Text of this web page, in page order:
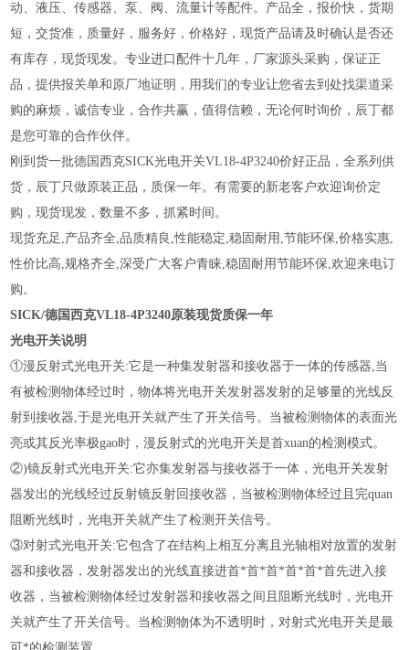
动、液压、传感器、泵、阀、流量计等配件。产品全，报价快，货期
短，交货准，质量好，服务好，价格好，现货产品请及时确认是否还
有库存，现货现发。专业进口配件十几年，厂家源头采购，保证正
品，提供报关单和原厂地证明，用我们的专业让您省去到处找渠道采
购的麻烦，诚信专业，合作共赢，值得信赖，无论何时询价，辰丁都
是您可靠的合作伙伴。
刚到货一批德国西克SICK光电开关VL18-4P3240价好正品，全系列供
货，辰丁只做原装正品，质保一年。有需要的新老客户欢迎询价定
购，现货现发，数量不多，抓紧时间。
现货充足,产品齐全,品质精良,性能稳定,稳固耐用,节能环保,价格实惠,
性价比高,规格齐全,深受广大客户青睐,稳固耐用节能环保,欢迎来电订
购。
SICK/德国西克VL18-4P3240原装现货质保一年
光电开关说明
①漫反射式光电开关:它是一种集发射器和接收器于一体的传感器,当
有被检测物体经过时，物体将光电开关发射器发射的足够量的光线反
射到接收器,于是光电开关就产生了开关信号。当被检测物体的表面光
亮或其反光率极gao时，漫反射式的光电开关是首xuan的检测模式。
②)镜反射式光电开关:它亦集发射器与接收器于一体，光电开关发射
器发出的光线经过反射镜反射回接收器，当被检测物体经过且完quan
阻断光线时，光电开关就产生了检测开关信号。
③对射式光电开关:它包含了在结构上相互分离且光轴相对放置的发射
器和接收器，发射器发出的光线直接进首*首*首*首*首*首先进入接
收器，当被检测物体经过发射器和接收器之间且阻断光线时，光电开
关就产生了开关信号。当检测物体为不透明时，对射式光电开关是最